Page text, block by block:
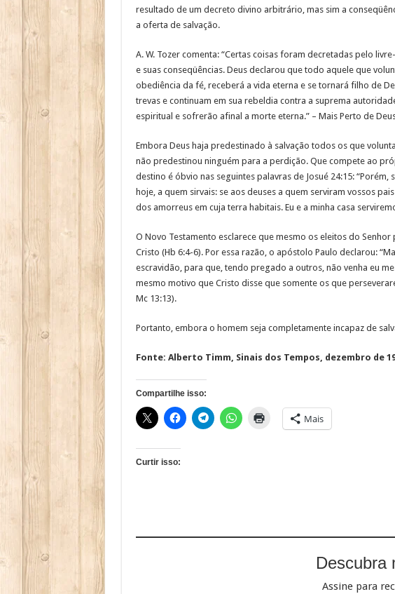
resultado de um decreto divino arbitrário, mas sim a
a oferta de salvação.
A. W. Tozer comenta: “Certas coisas foram decretadas pelo
e suas conseqüências. Deus declarou que todo aquele que
obediência da fé, receberá a vida eterna e se tornará filho de
trevas e continuam em sua rebeldia contra a suprema
espiritual e sofrerão afinal a morte eterna.” – Mais Perto de
Embora Deus haja predestinado à salvação todos os que
não predestinou ninguém para a perdição. Que compete ao
destino é óbvio nas seguintes palavras de Josué 24:15: “Porém,
hoje, a quem sirvais: se aos deuses a quem serviram vossos
dos amorreus em cuja terra habitais. Eu e a minha casa
O Novo Testamento esclarece que mesmo os eleitos do
Cristo (Hb 6:4-6). Por essa razão, o apóstolo Paulo declarou:
escravidão, para que, tendo pregado a outros, não venha eu
mesmo motivo que Cristo disse que somente os que
Mc 13:13).
Portanto, embora o homem seja completamente incapaz de
Fonte: Alberto Timm, Sinais dos Tempos, dezembro de
Compartilhe isso:
Mais
Curtir isso:
Descubra
Assine para